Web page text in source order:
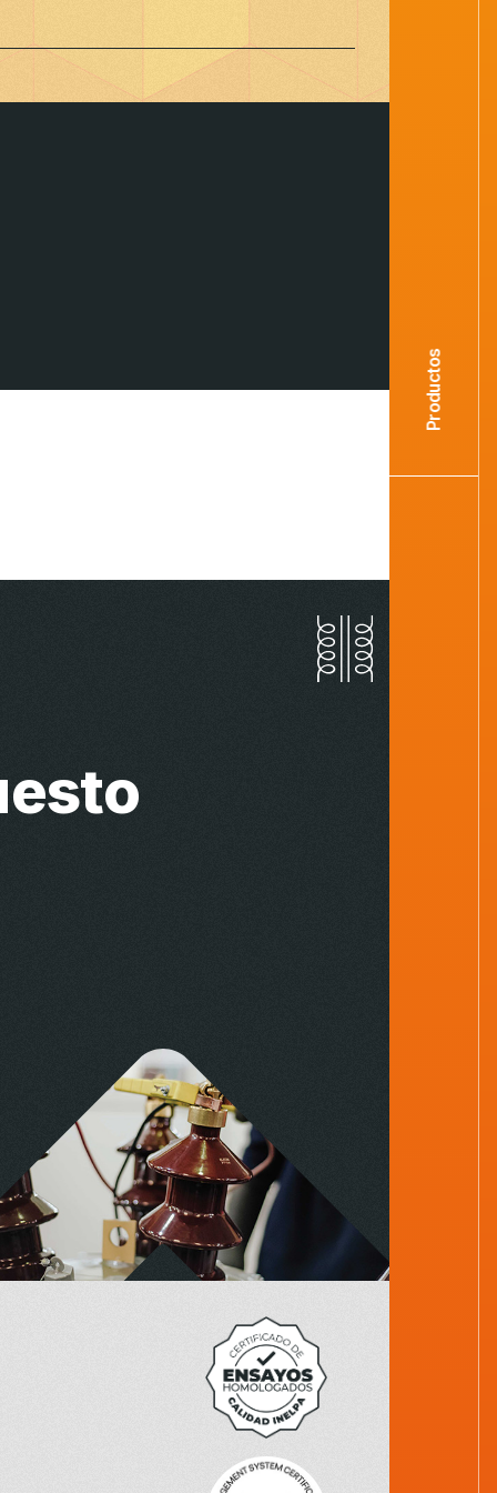
Productos